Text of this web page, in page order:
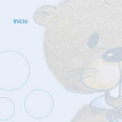
Inicio